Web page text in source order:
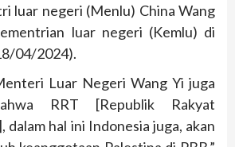
luar negeri (Menlu) China Wang
luar negeri (Kemlu) di
04/2024).
Luar Negeri Wang Yi juga
RRT [Republik Rakyat
dalam hal ini Indonesia juga, akan